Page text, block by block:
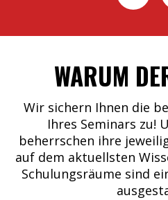
WARUM
Wir sichern Ihnen die
Ihres Seminars zu!
beherrschen ihre
auf dem aktuellsten
Schulungsräume sind